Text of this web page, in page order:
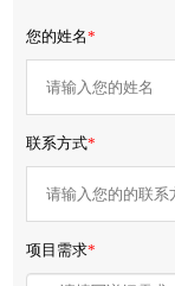
您的姓名*
联系方式*
项目需求*